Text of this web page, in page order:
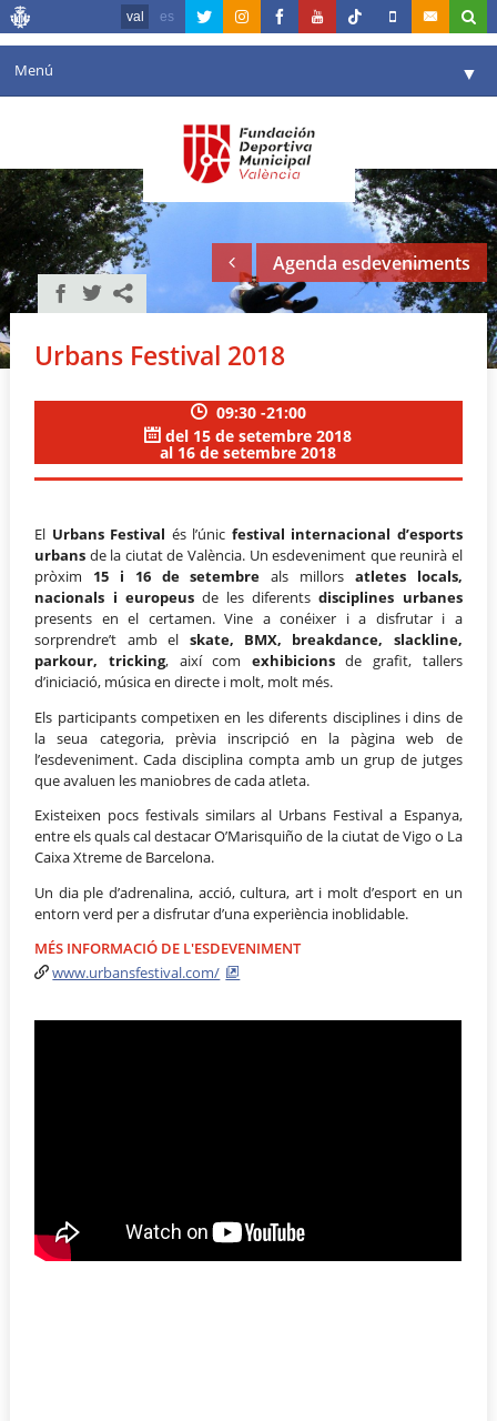
val es
Menú ▼
Agenda
Instal·lacions ▼
Comunicació ▼
València en esport
Portal de Transparència
Agenda esdeveniments
Urbans Festival 2018
09:30 -21:00
del 15 de setembre 2018
al 16 de setembre 2018
El Urbans Festival és l’únic festival internacional d’esports
urbans de la ciutat de València. Un esdeveniment que reunirà el
pròxim 15 i 16 de setembre als millors atletes locals,
nacionals i europeusde les diferentsdisciplines urbanes
presents en el certamen. Vine a conéixer i a disfrutar i a
sorprendre’t amb el skate, BMX, breakdance, slackline,
parkour, tricking, així com exhibicionsde grafit, tallers
d’iniciació, música en directe i molt, molt més.
Els participants competixen en les diferents disciplines i dins de
la seua categoria, prèvia inscripció en la pàgina web de
l’esdeveniment. Cada disciplina compta amb un grup de jutges
que avaluen les maniobres de cada atleta.
Existeixen pocs festivals similars al Urbans Festival a Espanya,
entre els quals cal destacar O’Marisquiño de la ciutat de Vigo o La
Caixa Xtreme de Barcelona.
Un dia ple d’adrenalina, acció, cultura, art i molt d’esport en un
entorn verd per a disfrutar d’una experiència inoblidable.
MÉS INFORMACIÓ DE L'ESDEVENIMENT
www.urbansfestival.com/